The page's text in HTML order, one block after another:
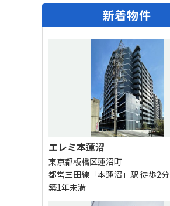
新着物件
エレミ本蓮沼
東京都板橋区蓮沼町
都営三田線「本蓮沼」駅 徒歩2分
築1年未満